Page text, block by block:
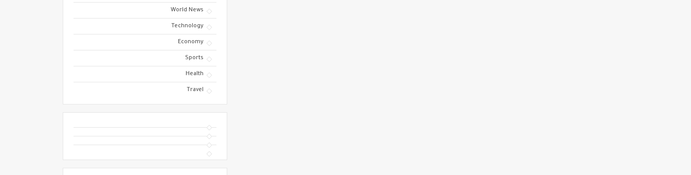
World News
Technology
Economy
Sports
Health
Travel